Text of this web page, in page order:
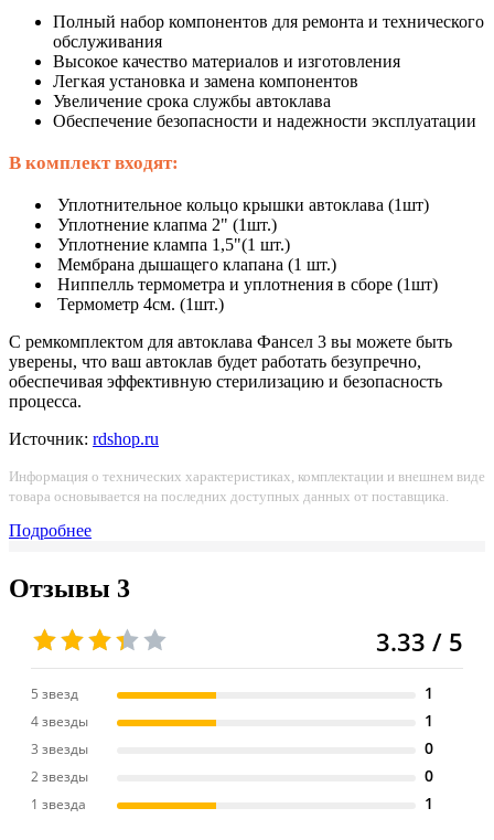
Полный набор компонентов для ремонта и технического
обслуживания
Высокое качество материалов и изготовления
Легкая установка и замена компонентов
Увеличение срока службы автоклава
Обеспечение безопасности и надежности эксплуатации
В комплект входят:
Уплотнительное кольцо крышки автоклава (1шт)
Уплотнение клапма 2" (1шт.)
Уплотнение клампа 1,5"(1 шт.)
Мембрана дышащего клапана (1 шт.)
Ниппелль термометра и уплотнения в сборе (1шт)
Термометр 4см. (1шт.)
С ремкомплектом для автоклава Фансел 3 вы можете быть
уверены, что ваш автоклав будет работать безупречно,
обеспечивая эффективную стерилизацию и безопасность
процесса.
Источник: rdshop.ru
Информация о технических характеристиках, комплектации и внешнем виде
товара основывается на последних доступных данных от поставщика.
Подробнее
Отзывы 3
3.33 / 5
5 звезд 1
4 звезды 1
3 звезды 0
2 звезды 0
1 звезда 1